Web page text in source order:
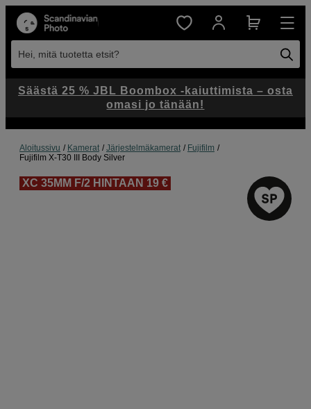
Hei, mitä tuotetta etsit?
Aloitussivu Kamerat Järjestelmäkamerat
Fujifilm
Fujifilm X-T30 III Body Silver
XC 35MM F/2 HINTAAN 19 €
Säästä 25 % JBL Boombox -kaiuttimista – osta
omasi jo tänään!